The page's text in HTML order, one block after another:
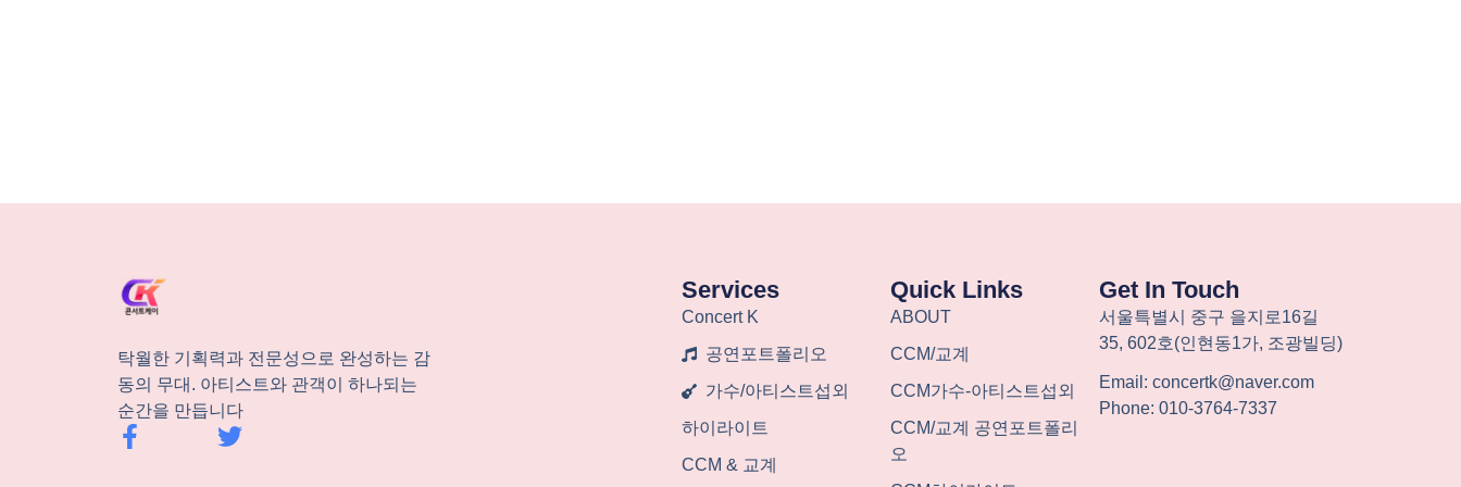
탁월한 기획력과 전문성으로 완성하는 감
동의 무대. 아티스트와 관객이 하나되는
순간을 만듭니다
F
a
T
Services
Concert K
공연포트폴리오
가수/아티스트섭외
하이라이트
CCM & 교계
Quick Links
ABOUT
CCM/교계
CCM가수-아티스트섭외
CCM/교계 공연포트폴리
오
Get In Touch
서울특별시 중구 을지로16길
35, 602호(인현동1가, 조광빌딩)
Email: concertk@naver.com
Phone: 010-3764-7337